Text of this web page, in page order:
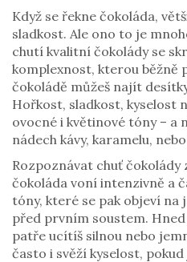
Když se řekne čokoláda,
sladkost. Ale ono to je
chutí kvalitní čokolády se
komplexnost, kterou běžně
čokoládě můžeš najít
Hořkost, sladkost, kyselost
ovocné i květinové tóny – a
nádech kávy, karamelu,
Rozpoznávat chuť čokolády
čokoláda voní intenzivně a
tóny, které se pak objeví na
před prvním soustem.
patře ucítíš silnou nebo
často i svěží kyselost,